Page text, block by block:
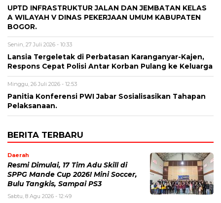
UPTD INFRASTRUKTUR JALAN DAN JEMBATAN KELAS
A WILAYAH V DINAS PEKERJAAN UMUM KABUPATEN
BOGOR.
Senin, 27 Juli 2026 - 10:33
Lansia Tergeletak di Perbatasan Karanganyar-Kajen,
Respons Cepat Polisi Antar Korban Pulang ke Keluarga
Minggu, 26 Juli 2026 - 12:53
Panitia Konferensi PWI Jabar Sosialisasikan Tahapan
Pelaksanaan.
BERITA TERBARU
Daerah
Resmi Dimulai, 17 Tim Adu Skill di
SPPG Mande Cup 2026! Mini Soccer,
Bulu Tangkis, Sampai PS3
Sabtu, 8 Agu 2026 - 12:49